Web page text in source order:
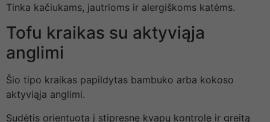
Tinka kačiukams, jautrioms ir alergiškoms katėms.
Tofu kraikas su aktyviąja
anglimi
Šio tipo kraikas papildytas bambuko arba kokoso
aktyviąja anglimi.
Sudėtis orientuota į stipresnę kvapų kontrolę ir greitą